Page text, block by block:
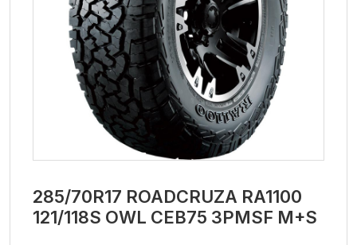
285/70R17 ROADCRUZA RA1100
121/118S OWL CEB75 3PMSF M+S